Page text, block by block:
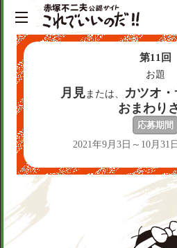
第11 回
お題
月見 または、 カツオ
おまわり
応募期間
2021年9月3日～10月31